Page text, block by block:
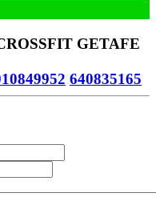
GETAFE
640835165